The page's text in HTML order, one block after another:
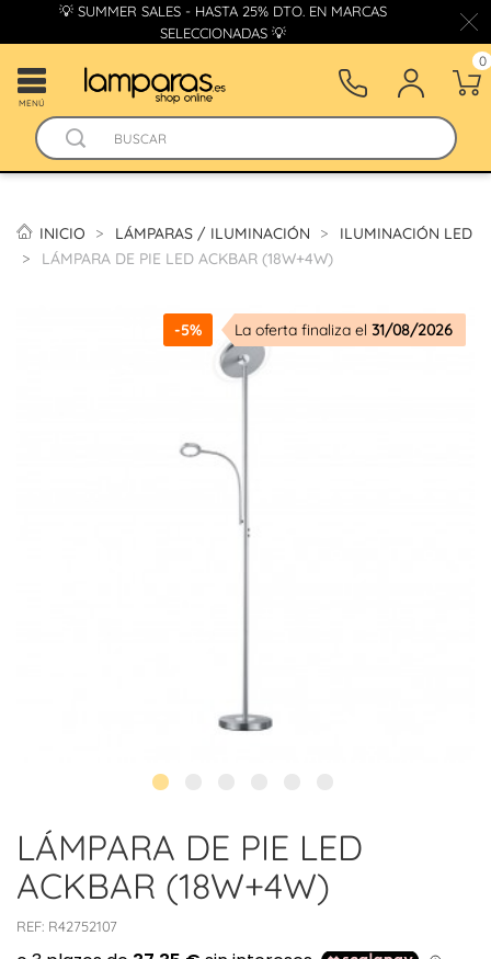
💡 SUMMER SALES - HASTA 25% DTO. EN MARCAS
SELECCIONADAS 💡
MENÚ
0
INICIO LÁMPARAS / ILUMINACIÓN
ILUMINACIÓN LED
LÁMPARA DE PIE LED ACKBAR (18W+4W)
-5% La oferta finaliza el 31/08/2026
LÁMPARA DE PIE LED
ACKBAR (18W+4W)
REF: R42752107